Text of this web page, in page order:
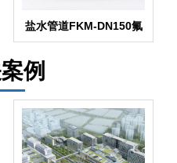
盐水管道FKM-DN150氟
橡胶避震接头
例